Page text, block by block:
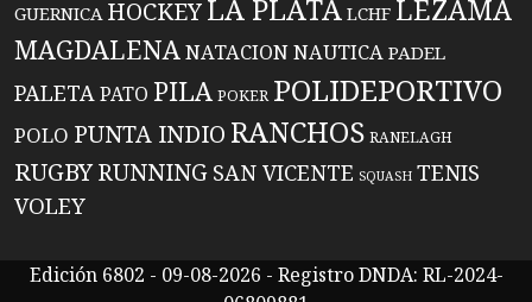
GUERNICA HOCKEYLA PLATA LCHF LEZAMA
MAGDALENANATACIONNAUTICA PADEL
PALETAPATO PILA POKER POLIDEPORTIVO
POLO PUNTA INDIO RANCHOS RANELAGH
RUGBYRUNNING SAN VICENTE SQUASH TENIS
VOLEY
Edición 6802 - 09-08-2026 - Registro DNDA: RL-2024-